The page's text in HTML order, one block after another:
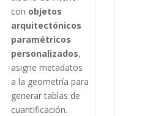
con objetos
arquitectónicos
paramétricos
personalizados,
asigne metadatos
a la geometría para
generar tablas de
cuantificación.